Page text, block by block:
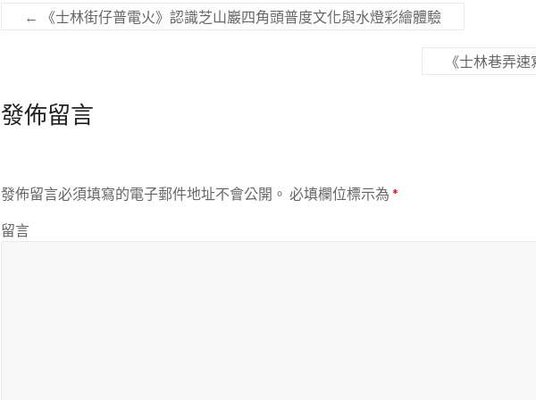
← 《士林街仔普電火》認識芝山巖四角頭普度文化與水燈彩繪體驗
《士林巷弄
發佈留言
發佈留言必須填寫的電子郵件地址不會公開。 必填欄位標示為 *
留言